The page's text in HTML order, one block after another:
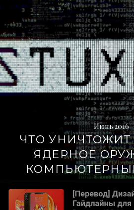
Июнь 2016
ЧТО
ЯДЕРНОЕ